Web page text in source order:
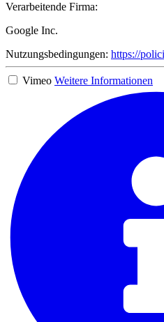
Verarbeitende Firma:
Google Inc.
Nutzungsbedingungen: https://
Vimeo Weitere Informationen